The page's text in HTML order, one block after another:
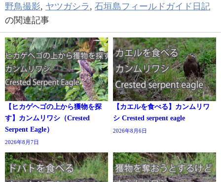
野鳥撮影, ヤツガシラ , 石垣島フィールドガイド日記
の関連記事
【ヒカゲヘゴの上から獲物を探
す】カンムリワシ（Crested
Serpent Eagle）
2026年8月7日
【カエルを食べる】カンムリワ
シ Crested serpent eagle
2026年8月6日